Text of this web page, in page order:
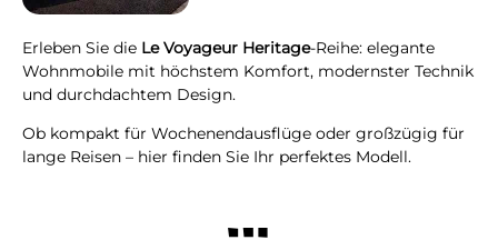
Erleben Sie die Le Voyageur Heritage-Reihe: elegante
Wohnmobile mit höchstem Komfort, modernster Technik
und durchdachtem Design.
Ob kompakt für Wochenendausflüge oder großzügig für
lange Reisen – hier finden Sie Ihr perfektes Modell.